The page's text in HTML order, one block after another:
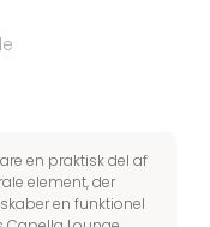
en praktisk del af
element, der
en funktionel